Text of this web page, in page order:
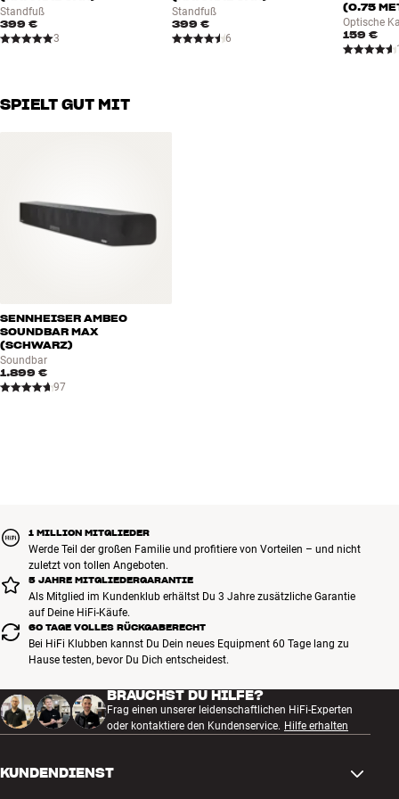
Standfuß
399 €
3
Standfuß
399 €
6
(0.75
Optische
159 €
SPIELT GUT MIT
SENNHEISER AMBEO
SOUNDBAR MAX
(SCHWARZ)
Soundbar
1.899 €
97
1 MILLION MITGLIEDER
Werde Teil der großen Familie und profitiere von Vorteilen – und nicht
zuletzt von tollen Angeboten.
5 JAHRE MITGLIEDERGARANTIE
Als Mitglied im Kundenklub erhältst Du 3 Jahre zusätzliche Garantie
auf Deine HiFi-Käufe.
60 TAGE VOLLES RÜCKGABERECHT
Bei HiFi Klubben kannst Du Dein neues Equipment 60 Tage lang zu
Hause testen, bevor Du Dich entscheidest.
BRAUCHST DU HILFE?
Frag einen unserer leidenschaftlichen HiFi-Experten
oder kontaktiere den Kundenservice. Hilfe erhalten
KUNDENDIENST